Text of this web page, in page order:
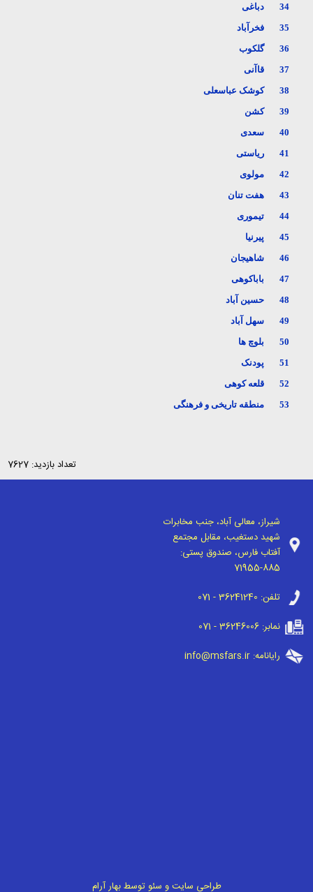
34
دباغی
35
فخرآباد
36
گلکوب
37
قاآنی
38
کوشک عباسعلی
39
کشن
40
سعدی
41
ریاستی
42
مولوی
43
هفت تنان
44
تیموری
45
پیرنیا
46
شاهیجان
47
باباکوهی
48
حسین آباد
49
سهل آباد
50
بلوچ ها
51
پودنک
52
قلعه کوهی
53
منطقه تاریخی و فرهنگی
تعداد بازدید: 7627
شیراز، معالی آباد، جنب مخابرات
شهید دستغیب، مقابل مجتمع
آفتاب فارس، صندوق پستی:
71955-885
تلفن: 071 - 36241240
نمابر:071 - 36246006
رایانامه:info@msfars.ir
طراحی سایتو سئوتوسطبهار آرام